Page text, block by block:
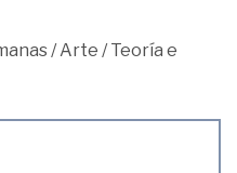
/Arte /Teoría e